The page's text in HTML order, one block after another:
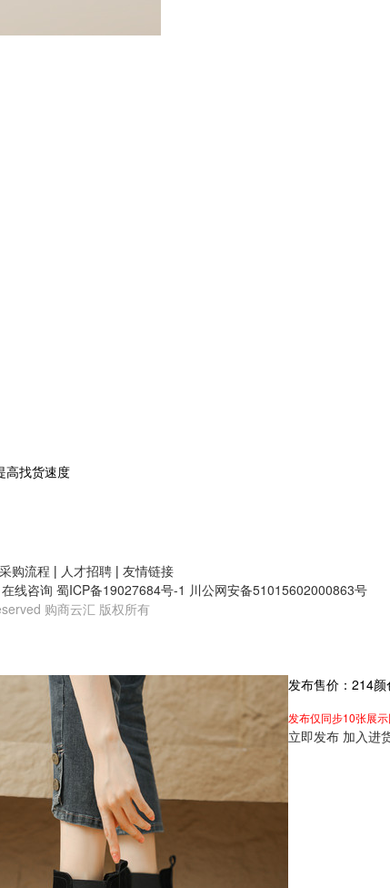
高找货速度
采购流程 | 人才招聘 | 友情链接
在线咨询 蜀ICP备19027684号-1 川公网安备51015602000863号
购商云汇 版权所有
发布售价： 214颜
发布仅同步10张展
立即发布 加入进